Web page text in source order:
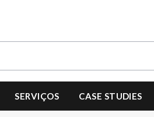
SERVIÇOS CASE STUDIES